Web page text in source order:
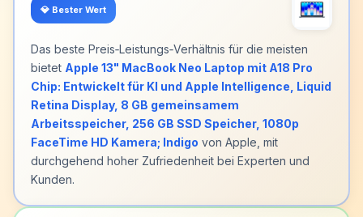
💎 Bester Wert
Das beste Preis‑Leistungs‑Verhältnis für die meisten
bietet Apple 13" MacBook Neo Laptop mit A18 Pro
Chip: Entwickelt für KI und Apple Intelligence, Liquid
Retina Display, 8 GB gemeinsamem
Arbeitsspeicher, 256 GB SSD Speicher, 1080p
FaceTime HD Kamera; Indigo von Apple, mit
durchgehend hoher Zufriedenheit bei Experten und
Kunden.